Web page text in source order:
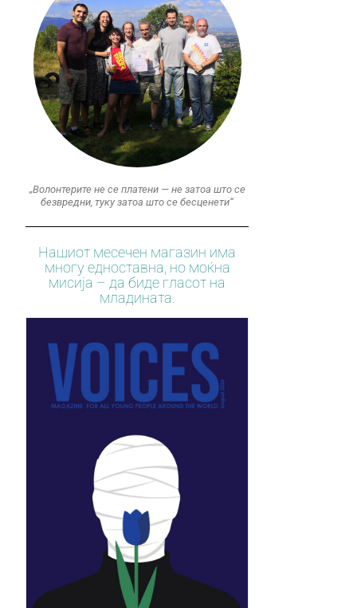
„Волонтерите не се платени — не затоа што се
безвредни, туку затоа што се бесценети“
Нашиот месечен магазин има
многу едноставна, но моќна
мисија – да биде гласот на
младината.